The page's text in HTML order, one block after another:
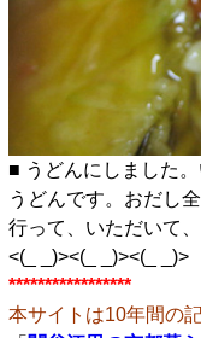
■ うどんにしました
うどんです。おだし
行って、いただいて
<(_ _)><(_ _)><(_ _)>
*****************
本サイトは10年間の